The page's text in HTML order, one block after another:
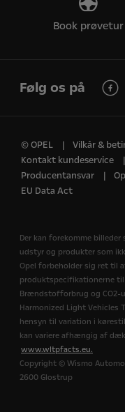
Book prøvetur
Følg os på
© OPEL Vilkår &
Kontakt kundeservice
Producentansvar
EU Data Act
Der kan forekomme
udstyr og produkter som
Opel forbeholder sig ret til
produktspecifikationerne
Brændstofforbrug og CO2-
Harmonized Light Vehicles
hensyn til variation i
kan variere afhængig af
www.wltpfacts.eu.
Copyright © Wismo
2600 Glostrup